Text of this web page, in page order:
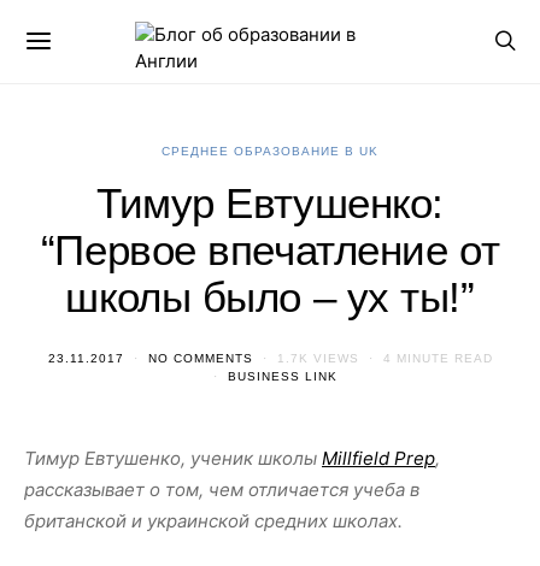
СРЕДНЕЕ ОБРАЗОВАНИЕ В UK
Тимур Евтушенко:
“Первое впечатление от
школы было – ух ты!”
23.11.2017 NO COMMENTS 1.7K VIEWS
4 MINUTE READ
BUSINESS LINK
Тимур Евтушенко, ученик школы Millfield Prep,
рассказывает о том, чем отличается учеба в
британской и украинской средних школах.